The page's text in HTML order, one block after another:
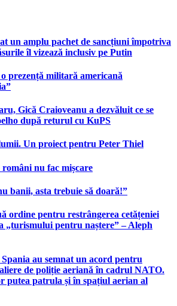
un amplu pachet de sancțiuni împotriva
îl vizează inclusiv pe Putin
prezență militară americană
Gică Craioveanu a dezvăluit ce se
după returul cu KuPS
Un proiect pentru Peter Thiel
nu fac mișcare
banii, asta trebuie să doară!”
ordine pentru restrângerea cetățeniei
„turismului pentru naștere” – Aleph
au semnat un acord pentru
de poliție aeriană în cadrul NATO.
putea patrula și în spațiul aerian al